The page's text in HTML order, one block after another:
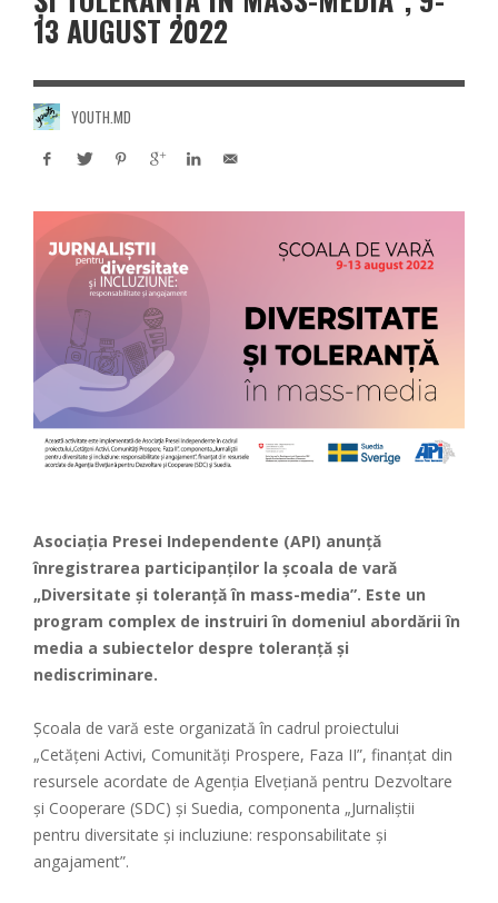
13 AUGUST 2022
YOUTH.MD
Asociația Presei Independente (API) anunță
înregistrarea participanților la școala de vară
„Diversitate și toleranță în mass-media”. Este un
program complex de instruiri în domeniul abordării în
media a subiectelor despre toleranță și
nediscriminare.
Școala de vară este organizată în cadrul proiectului
„Cetățeni Activi, Comunități Prospere, Faza II”, finanțat din
resursele acordate de Agenția Elvețiană pentru Dezvoltare
și Cooperare (SDC) și Suedia, componenta „Jurnaliștii
pentru diversitate și incluziune: responsabilitate și
angajament”.